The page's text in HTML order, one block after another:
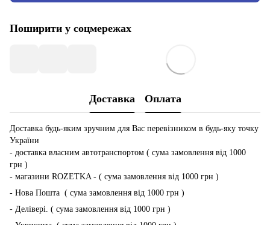
Поширити у соцмережах
Доставка Оплата
Доставка будь-яким зручним для Вас перевізником в будь-яку точку
України
- доставка власним автотранспортом ( сума замовлення від 1000
грн )
- магазини ROZETKA - ( сума замовлення від 1000 грн )
- Нова Пошта ( сума замовлення від 1000 грн )
- Делівері. ( сума замовлення від 1000 грн )